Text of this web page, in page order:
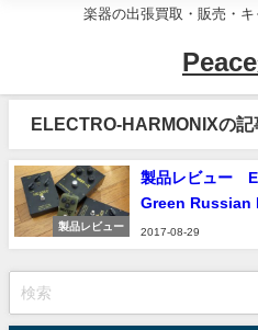
楽器の出張買取・販売・
ELECTRO-HARMONIXの記
製品レビュー
製品レビュー
Green Russian
2017-08-29